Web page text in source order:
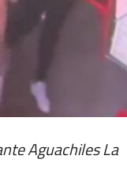
Aguachiles La